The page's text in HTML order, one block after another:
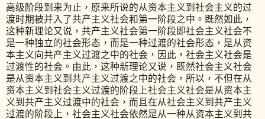
高级阶段到来为止，原来所说的从资本主义到社会主义的过
渡时期被并入了共产主义社会和第一阶段之中。既然如此，
这种新理论又说，共产主义社会第一阶段即社会主义社会不
是一种独立的社会形态，而是一种过渡的社会形态，是从资
本主义向共产主义过渡之中的社会，因此，社会主义社会是
过渡性的社会。由此，这种新理论又说，既然社会主义社会
是从资本主义到共产主义过渡之中的社会，所以，不但在从
资本主义到社会主义过渡的阶段上社会主义社会是从资本主
义到共产主义过渡中的社会，而且在从社会主义到共产主义
过渡的阶段上，社会主义社会依然是从一种从资本主义到共